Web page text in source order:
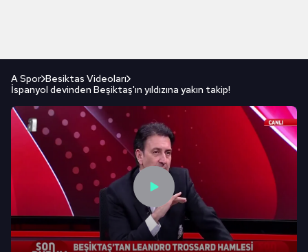
A Spor Besiktas Videoları
İspanyol devinden Beşiktaş'ın yıldızına yakın takip!